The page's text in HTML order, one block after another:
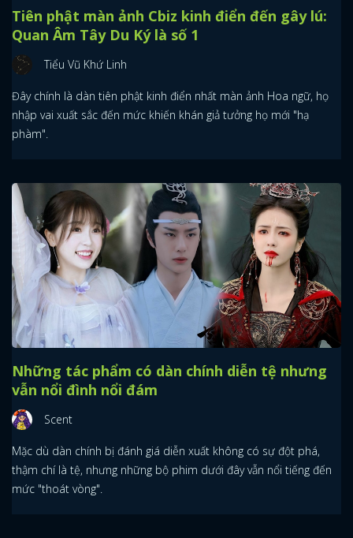
Tiên phật màn ảnh Cbiz kinh điển đến gây lú:
Quan Âm Tây Du Ký là số 1
Tiểu Vũ Khứ Linh
Đây chính là dàn tiên phật kinh điển nhất màn ảnh Hoa ngữ, họ
nhập vai xuất sắc đến mức khiến khán giả tưởng họ mới "hạ
phàm".
Những tác phẩm có dàn chính diễn tệ nhưng
vẫn nổi đình nổi đám
Scent
Mặc dù dàn chính bị đánh giá diễn xuất không có sự đột phá,
thậm chí là tệ, nhưng những bộ phim dưới đây vẫn nổi tiếng đến
mức "thoát vòng".